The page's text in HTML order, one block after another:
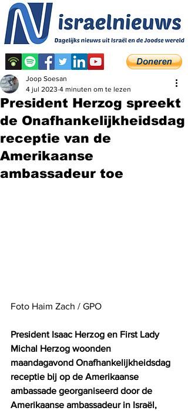
President Herzog spreekt
de Onafhankelijkheidsdag
receptie van de
Amerikaanse
ambassadeur toe
Joop Soesan
4 jul 2023 4 minuten om te lezen
Foto Haim Zach / GPO
President Isaac Herzog en First Lady
Michal Herzog woonden
maandagavond Onafhankelijkheidsdag
receptie bij op de Amerikaanse
ambassade georganiseerd door de
Amerikaanse ambassadeur in Israël,